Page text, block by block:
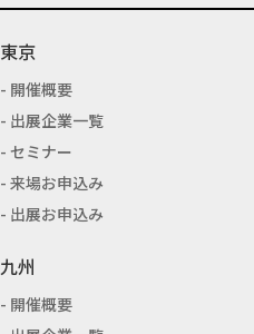
東京
開催概要
出展企業一覧
セミナー
来場お申込み
出展お申込み
九州
開催概要